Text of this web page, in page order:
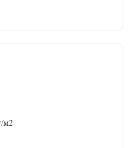
м2